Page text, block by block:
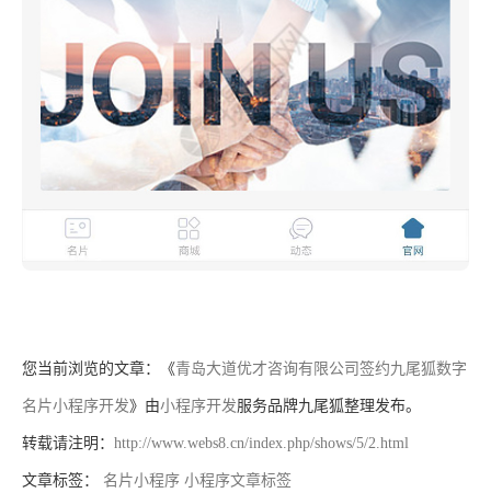
您当前浏览的文章：《青岛大道优才咨询有限公司签约九尾狐数字
名片小程序开发》由小程序开发服务品牌九尾狐整理发布。
转载请注明： http://www.webs8.cn/index.php/shows/5/2.html
文章标签： 名片小程序 小程序文章标签